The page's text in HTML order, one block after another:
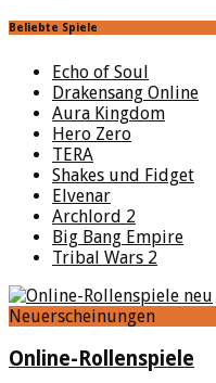
Beliebte Spiele
Echo of Soul
Drakensang Online
Aura Kingdom
Hero Zero
TERA
Shakes und Fidget
Elvenar
Archlord 2
Big Bang Empire
Tribal Wars 2
Neuerscheinungen
Online-Rollenspiele